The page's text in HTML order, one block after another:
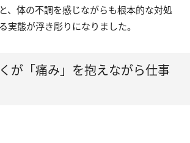
、体の不調を感じながらも根本的な対処
実態が浮き彫りになりました。
が「痛み」を抱えながら仕事